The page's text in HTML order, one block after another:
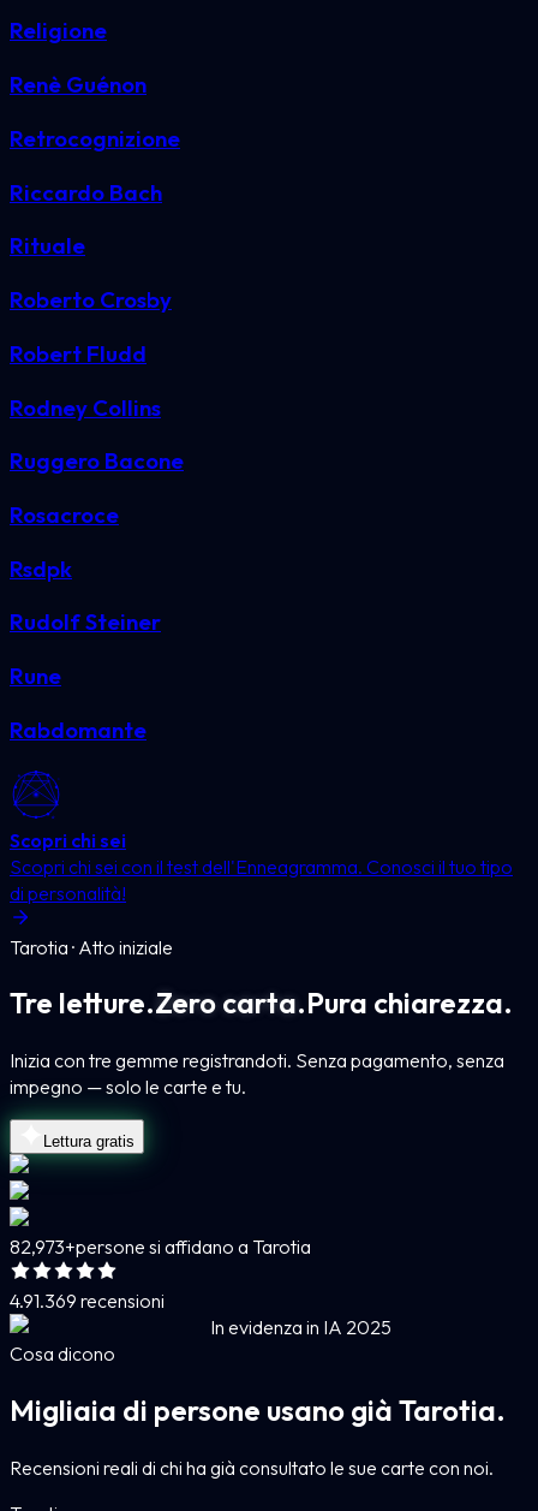
Religione
Renè Guénon
Retrocognizione
Riccardo Bach
Rituale
Roberto Crosby
Robert Fludd
Rodney Collins
Ruggero Bacone
Rosacroce
Rsdpk
Rudolf Steiner
Rune
Rabdomante
Scopri chi sei
Scopri chi sei con il test dell'Enneagramma. Conosci il tuo tipo
di personalità!
Tarotia · Atto iniziale
Tre letture.Zero carta.Pura chiarezza.
Inizia con tre gemme registrandoti. Senza pagamento, senza
impegno — solo le carte e tu.
Lettura gratis
82,973+persone si affidano a Tarotia
4.91.369 recensioni
In evidenza in IA 2025
Cosa dicono
Migliaia di persone usano già Tarotia.
Recensioni reali di chi ha già consultato le sue carte con noi.